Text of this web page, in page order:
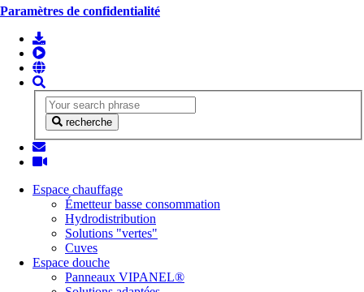
Paramètres de confidentialité
recherche
Espace chauffage
Émetteur basse consommation
Hydrodistribution
Solutions "vertes"
Cuves
Espace douche
Panneaux VIPANEL®